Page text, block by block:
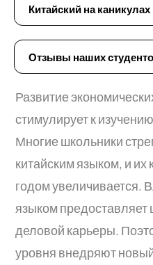
Китайский на каникулах
Отзывы наших
Развитие
стимулирует к
Многие школьники
китайским языком, и
годом увеличивается.
языком
деловой карьеры.
уровня внедряют